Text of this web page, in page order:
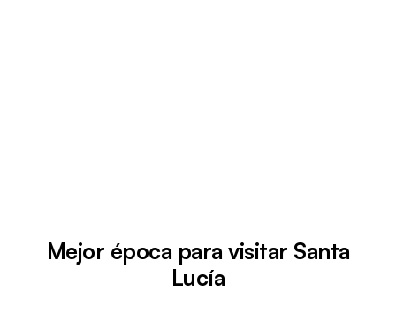
Mejor época para visitar Santa
Lucía